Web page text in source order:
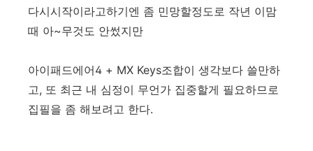
다시시작이라고하기엔 좀 민망할정도로 작년 이맘
때 아~무것도 안썼지만
아이패드에어4 + MX Keys조합이 생각보다 쓸만하
고, 또 최근 내 심정이 무언가 집중할게 필요하므로
집필을 좀 해보려고 한다.